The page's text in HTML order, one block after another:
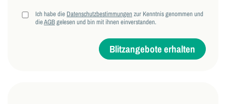
Ich habe die Datenschutzbestimmungen zur Kenntnis genommen und
dieAGBgelesen und bin mit ihnen einverstanden.
Blitzangebote erhalten